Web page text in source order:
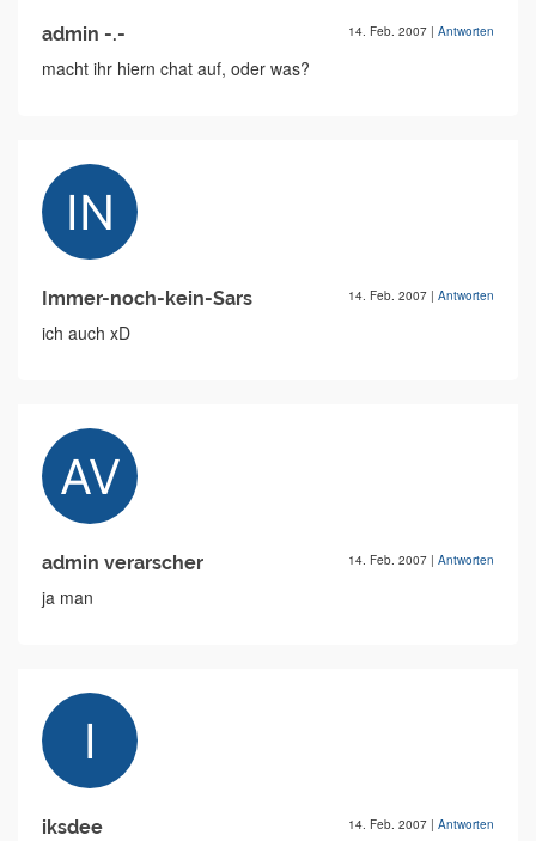
admin -.- 14. Feb. 2007 | Antworten
macht ihr hiern chat auf, oder was?
Immer-noch-kein-Sars 14. Feb. 2007 | Antworten
ich auch xD
admin verarscher 14. Feb. 2007 | Antworten
ja man
iksdee 14. Feb. 2007 | Antworten